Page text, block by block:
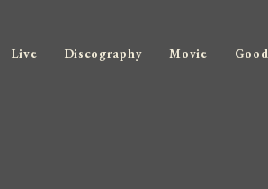
Live Discography Movie